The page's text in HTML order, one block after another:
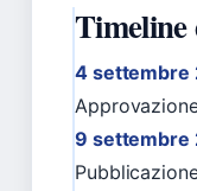
4 settembre
9 settembre